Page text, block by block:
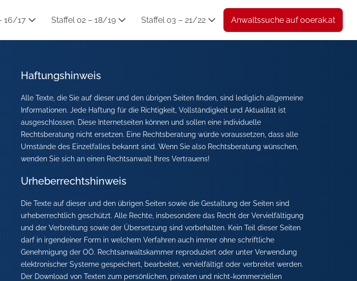
16/17 Staffel 02 – 18/19 Staffel 03 – 21/22 Anwaltssuche auf ooerak.at
Haftungshinweis
Alle Texte, die Sie auf dieser und den übrigen Seiten finden, sind lediglich allgemeine
Informationen. Jede Haftung für die Richtigkeit, Vollständigkeit und Aktualität ist
ausgeschlossen. Diese Internetseiten können und sollen eine individuelle
Rechtsberatung nicht ersetzen. Eine Rechtsberatung würde voraussetzen, dass alle
Umstände des Einzelfalles bekannt sind. Wenn Sie also Rechtsberatung wünschen,
wenden Sie sich an einen Rechtsanwalt Ihres Vertrauens!
Urheberrechtshinweis
Die Texte auf dieser und den übrigen Seiten sowie die Gestaltung der Seiten sind
urheberrechtlich geschützt. Alle Rechte, insbesondere das Recht der Vervielfältigung
und der Verbreitung sowie der Übersetzung sind vorbehalten. Kein Teil dieser Seiten
darf in irgendeiner Form in welchem Verfahren auch immer ohne schriftliche
Genehmigung der OÖ. Rechtsanwaltskammer reproduziert oder unter Verwendung
elektronischer Systeme gespeichert, bearbeitet, vervielfältigt oder verbreitet werden.
Der Download von Texten zum persönlichen, privaten und nicht-kommerziellen